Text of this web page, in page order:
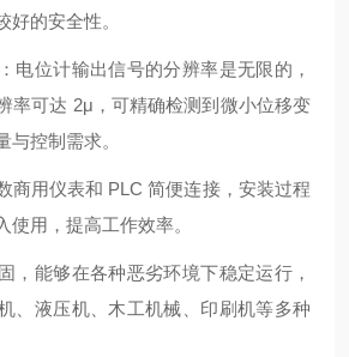
好的安全性。
电位计输出信号的分辨率是无限的，
率可达 2μ，可精确检测到微小位移变
与控制需求。
商用仪表和 PLC 简便连接，安装过程
使用，提高工作效率。
，能够在各种恶劣环境下稳定运行，
、液压机、木工机械、印刷机等多种